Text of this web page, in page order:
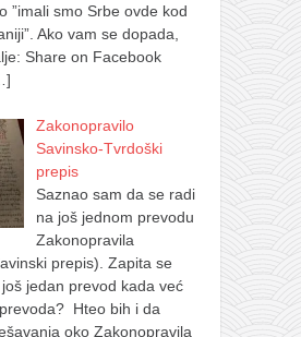
”imali smo Srbe ovde kod
Ako vam se dopada,
Share on Facebook
Zakonopravilo
Savinsko-Tvrdoški
prepis
Saznao sam da se radi
na još jednom prevodu
Zakonopravila
prepis). Zapita se
jedan prevod kada već
Hteo bih i da
oko Zakonopravila